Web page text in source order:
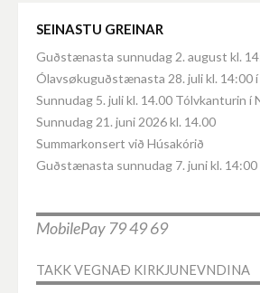
SEINASTU GREINAR
Guðstænasta sunnudag 2. august kl.
Ólavsøkuguðstænasta 28. juli kl. 14:00
Sunnudag 5. juli kl. 14.00 Tólvkanturin í
Sunnudag 21. juni 2026 kl. 14.00
Summarkonsert við Húsakórið
Guðstænasta sunnudag 7. juni kl. 14:00
MobilePay 79 49 69
TAKK VEGNAÐ KIRKJUNEVNDINA